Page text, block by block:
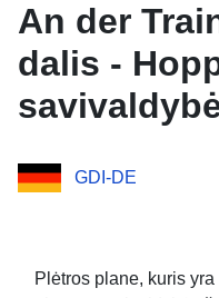
An der
dalis -
GDI-DE
Plėtros plane, kuris